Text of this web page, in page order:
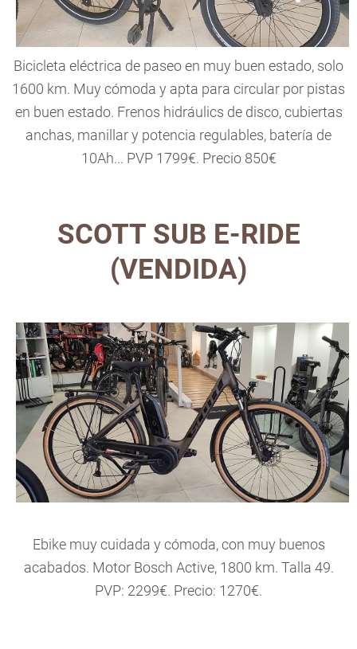
Bicicleta eléctrica de paseo en muy buen estado, solo
1600 km. Muy cómoda y apta para circular por pistas
en buen estado. Frenos hidráulics de disco, cubiertas
anchas, manillar y potencia regulables, batería de
10Ah... PVP 1799€. Precio 850€
SCOTT SUB E-RIDE
(VENDIDA)
Ebike muy cuidada y cómoda, con muy buenos
acabados. Motor Bosch Active, 1800 km. Talla 49.
PVP: 2299€. Precio: 1270€.